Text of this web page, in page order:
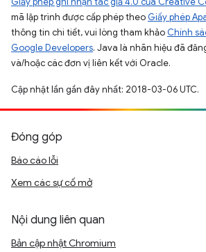
mã lập trình được cấp phép theo Giấy phép
thông tin chi tiết, vui lòng tham khảo Chính
Google Developers. Java là nhãn hiệu đã
và/hoặc các đơn vị liên kết với Oracle.
Cập nhật lần gần đây nhất: 2018-03-06 UTC.
Đóng góp
Báo cáo lỗi
Xem các sự cố mở
Nội dung liên quan
Bản cập nhật Chromium